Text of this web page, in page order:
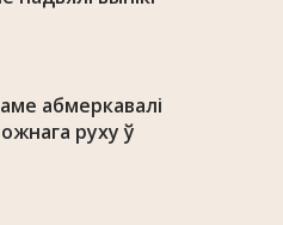
абмеркавалі
руху ў